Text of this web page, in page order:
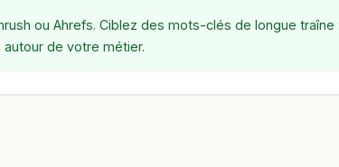
ou Ahrefs. Ciblez des mots-clés de longue
de votre métier.